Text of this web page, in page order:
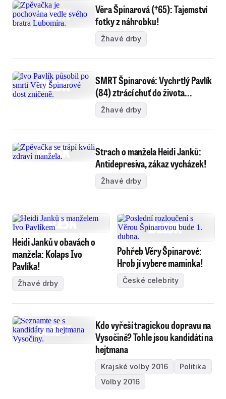
Věra Špinarová (†65): Tajemství
fotky z náhrobku!
Žhavé drby
SMRT Špinarové: Vychrtlý Pavlík
(84) ztrácí chuť do života...
Žhavé drby
Strach o manžela Heidi Janků:
Antidepresiva, zákaz vycházek!
Žhavé drby
Heidi Janků v obavách o
manžela: Kolaps Ivo
Pavlíka!
Žhavé drby
Pohřeb Věry Špinarové:
Hrob jí vybere maminka!
České celebrity
Kdo vyřeší tragickou dopravu na
Vysočině? Tohle jsou kandidáti na
hejtmana
Krajské volby 2016
Politika
Volby 2016